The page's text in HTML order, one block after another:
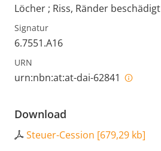
Löcher ; Riss, Ränder beschädigt
Signatur
6.7551.A16
URN
urn:nbn:at:at-dai-62841
Download
Steuer-Cession [679,29 kb]